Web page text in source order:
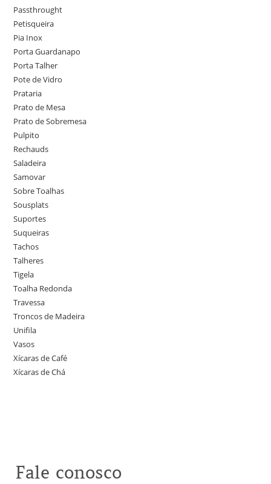
Passthrought
Petisqueira
Pia Inox
Porta Guardanapo
Porta Talher
Pote de Vidro
Prataria
Prato de Mesa
Prato de Sobremesa
Pulpito
Rechauds
Saladeira
Samovar
Sobre Toalhas
Sousplats
Suportes
Suqueiras
Tachos
Talheres
Tigela
Toalha Redonda
Travessa
Troncos de Madeira
Unifila
Vasos
Xícaras de Café
Xícaras de Chá
Fale conosco